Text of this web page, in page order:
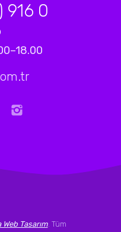
916 0
Tasarım. Tüm